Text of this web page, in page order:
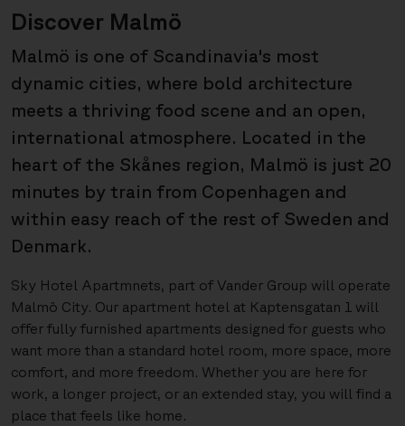
Discover Malmö
Malmö is one of Scandinavia's most
dynamic cities, where bold architecture
meets a thriving food scene and an open,
international atmosphere. Located in the
heart of the Skånes region, Malmö is just 20
minutes by train from Copenhagen and
within easy reach of the rest of Sweden and
Denmark.
Sky Hotel Apartmnets, part of Vander Group will operate
Malmö City. Our apartment hotel at Kaptensgatan 1 will
offer fully furnished apartments designed for guests who
want more than a standard hotel room, more space, more
comfort, and more freedom. Whether you are here for
work, a longer project, or an extended stay, you will find a
place that feels like home.